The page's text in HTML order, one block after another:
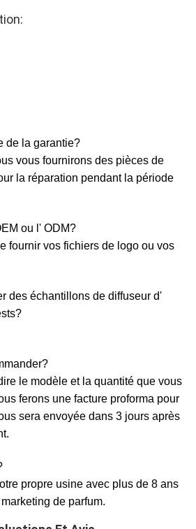
de la garantie?
vous fournirons des pièces de
la réparation pendant la période
ou l' ODM?
fournir vos fichiers de logo ou vos
des échantillons de diffuseur d'
le modèle et la quantité que vous
ferons une facture proforma pour
sera envoyée dans 3 jours après
propre usine avec plus de 8 ans
de parfum.